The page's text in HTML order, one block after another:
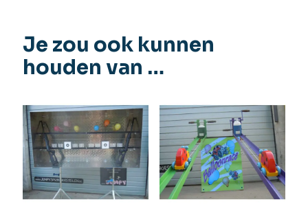
Je zou ook kunnen
houden van …